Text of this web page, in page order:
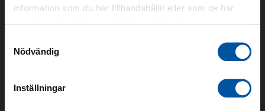
information som du har tillhandahållit eller som de har
Nödvändig
Inställningar